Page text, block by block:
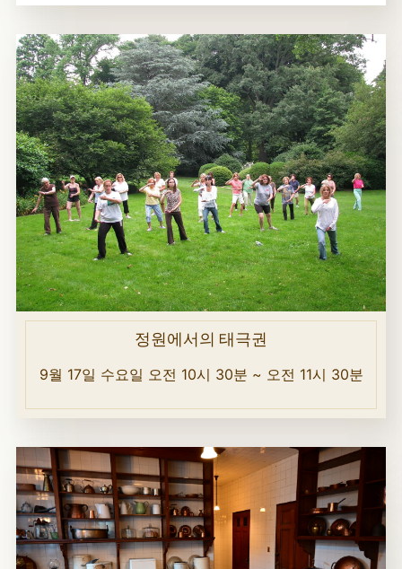
정원에서의 태극권
9월 17일 수요일 오전 10시 30분 ~ 오전 11시 30분